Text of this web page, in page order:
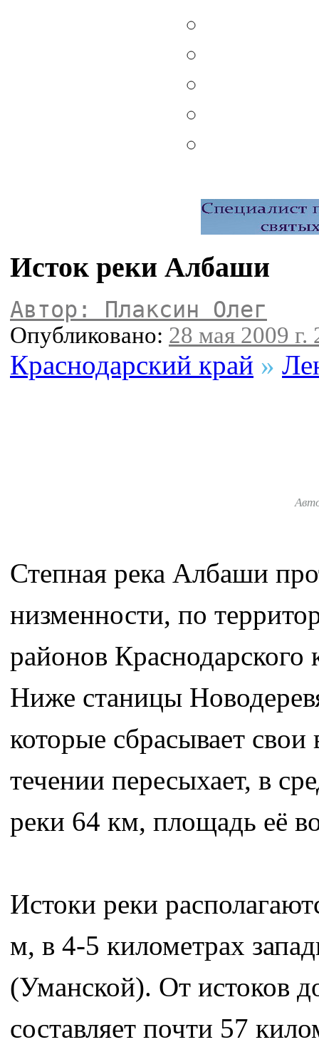
Исток реки Албаши
Автор: Плаксин Олег
Опубликовано: 28 мая 2009 г.
Краснодарский край »
Степная река Албаши
низменности, по
районов Краснодарского
Ниже станицы
которые сбрасывает
течении пересыхает, в
реки 64 км, площадь её
Истоки реки
м, в 4-5 километрах
(Уманской). От истоков
составляет почти 57